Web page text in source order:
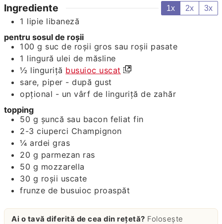
Ingrediente 1x 2x 3x
1 lipie libaneză
pentru sosul de roșii
100 g suc de roșii gros sau roșii pasate
1 lingură ulei de măsline
½ linguriță busuioc uscat
sare, piper - după gust
opțional - un vârf de linguriță de zahăr
topping
50 g șuncă sau bacon feliat fin
2-3 ciuperci Champignon
¼ ardei gras
20 g parmezan ras
50 g mozzarella
30 g roșii uscate
frunze de busuioc proaspăt
Ai o tavă diferită de cea din rețetă? Folosește